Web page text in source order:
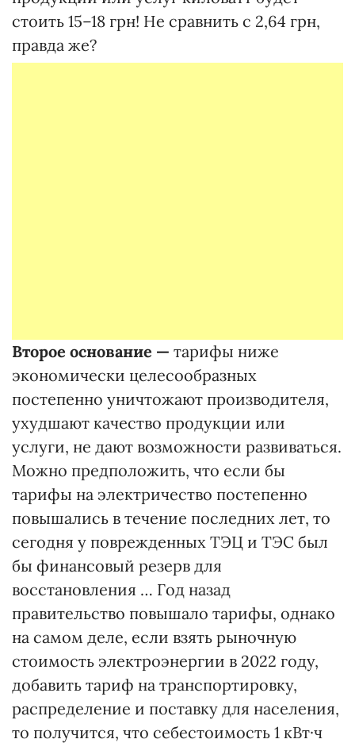
стоить 15–18 грн! Не сравнить с 2,64 грн,
правда же?
Второе основание — тарифы ниже
экономически целесообразных
постепенно уничтожают производителя,
ухудшают качество продукции или
услуги, не дают возможности развиваться.
Можно предположить, что если бы
тарифы на электричество постепенно
повышались в течение последних лет, то
сегодня у поврежденных ТЭЦ и ТЭС был
бы финансовый резерв для
восстановления … Год назад
правительство повышало тарифы, однако
на самом деле, если взять рыночную
стоимость электроэнергии в 2022 году,
добавить тариф на транспортировку,
распределение и поставку для населения,
то получится, что себестоимость 1 кВт·ч